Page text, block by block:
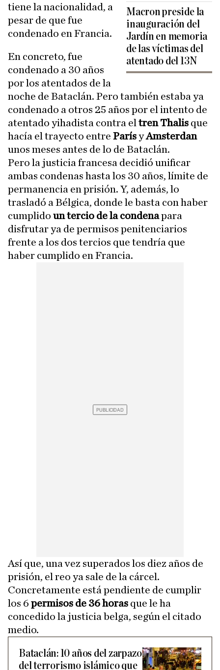
Macron preside la
inauguración del
Jardín en memoria
de las víctimas del
atentado del 13N
tiene la nacionalidad, a
pesar de que fue
condenado en Francia.
En concreto, fue
condenado a 30 años
por los atentados de la
noche de Bataclán. Pero también estaba ya
condenado a otros 25 años por el intento de
atentado yihadista contra el tren Thalis que
hacía el trayecto entre ParísyAmsterdan
unos meses antes de lo de Bataclán.
Pero la justicia francesa decidió unificar
ambas condenas hasta los 30 años, límite de
permanencia en prisión. Y, además, lo
trasladó a Bélgica, donde le basta con haber
cumplido un tercio de la condenapara
disfrutar ya de permisos penitenciarios
frente a los dos tercios que tendría que
haber cumplido en Francia.
Así que, una vez superados los diez años de
prisión, el reo ya sale de la cárcel.
Concretamente está pendiente de cumplir
los 6 permisos de 36 horas que le ha
concedido la justicia belga, según el citado
medio.
Bataclán: 10 años del zarpazo
del terrorismo islámico que